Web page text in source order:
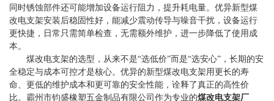
同时锈蚀部件还可能增加设备运行阻力，提升耗电量。优异新型煤
改电支架安装后稳固性好，能减少震动传导与噪音干扰，设备运行
更快捷，日常只需简单检查，无需额外维护，进一步降低了使用成
本。
煤改电支架的选型，从来不是“选低价”而是“选安心”，长期的安
全稳定与成本可控才是核心。优异的新型煤改电支架用更长的寿
命、更低的维护成本和更可靠的安全性能，诠释了真正的高性价
比。霸州市钧盛橡塑五金制品有限公司作为专业的煤改电支架厂